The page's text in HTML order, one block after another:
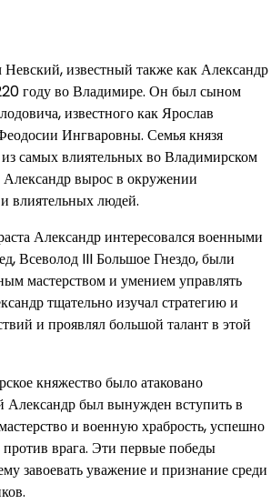
известный также как Александр
году во Владимире. Он был сыном
известного как Ярослав
Ингваровны. Семья князя
самых влиятельных во Владимирском
вырос в окружении
влиятельных людей.
Александр интересовался военными
Всеволод III Большое Гнездо, были
мастерством и умением управлять
тщательно изучал стратегию и
и проявлял большой талант в этой
княжество было атаковано
Александр был вынужден вступить в
и военную храбрость, успешно
врага. Эти первые победы
завоевать уважение и признание среди